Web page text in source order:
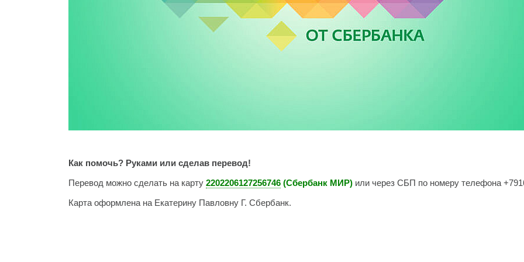
Как помочь? Руками или сделав перевод!
Перевод можно сделать на карту 2202206127256746 (Сбербанк МИР) или через СБП по номеру телефона
Карта оформлена на Екатерину Павловну Г. Сбербанк.